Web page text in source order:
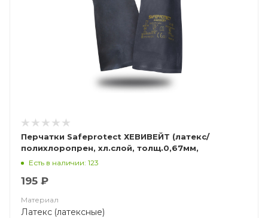
Перчатки Safeprotect ХЕВИВЕЙТ (латекс/
полихлоропрен, хл.слой, толщ.0,67мм,
дл.320мм)
Есть в наличии: 123
195 ₽
Материал
Латекс (латексные)